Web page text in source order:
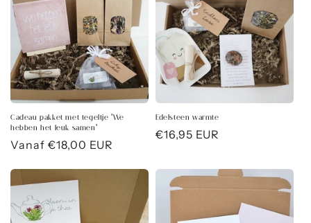
Cadeau pakket met tegeltje 'We
hebben het leuk samen'
Normale
Vanaf €18,00 EUR
Edelsteen warmte
Normale
€16,95 EUR